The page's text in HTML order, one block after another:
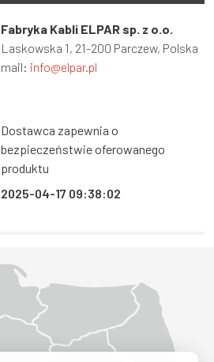
Fabryka Kabli ELPAR sp. z o.o.
Laskowska 1, 21-200 Parczew, Polska
mail: info@elpar.pl
Dostawca zapewnia o
bezpieczeństwie oferowanego
produktu
2025-04-17 09:38:02